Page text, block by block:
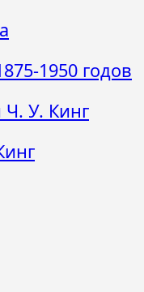
1950 годов
Ч. У. Кинг